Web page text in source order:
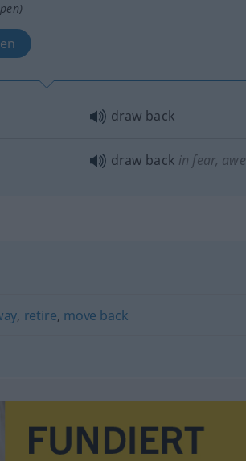
draw back
draw back in fear, awe
, retire, move back